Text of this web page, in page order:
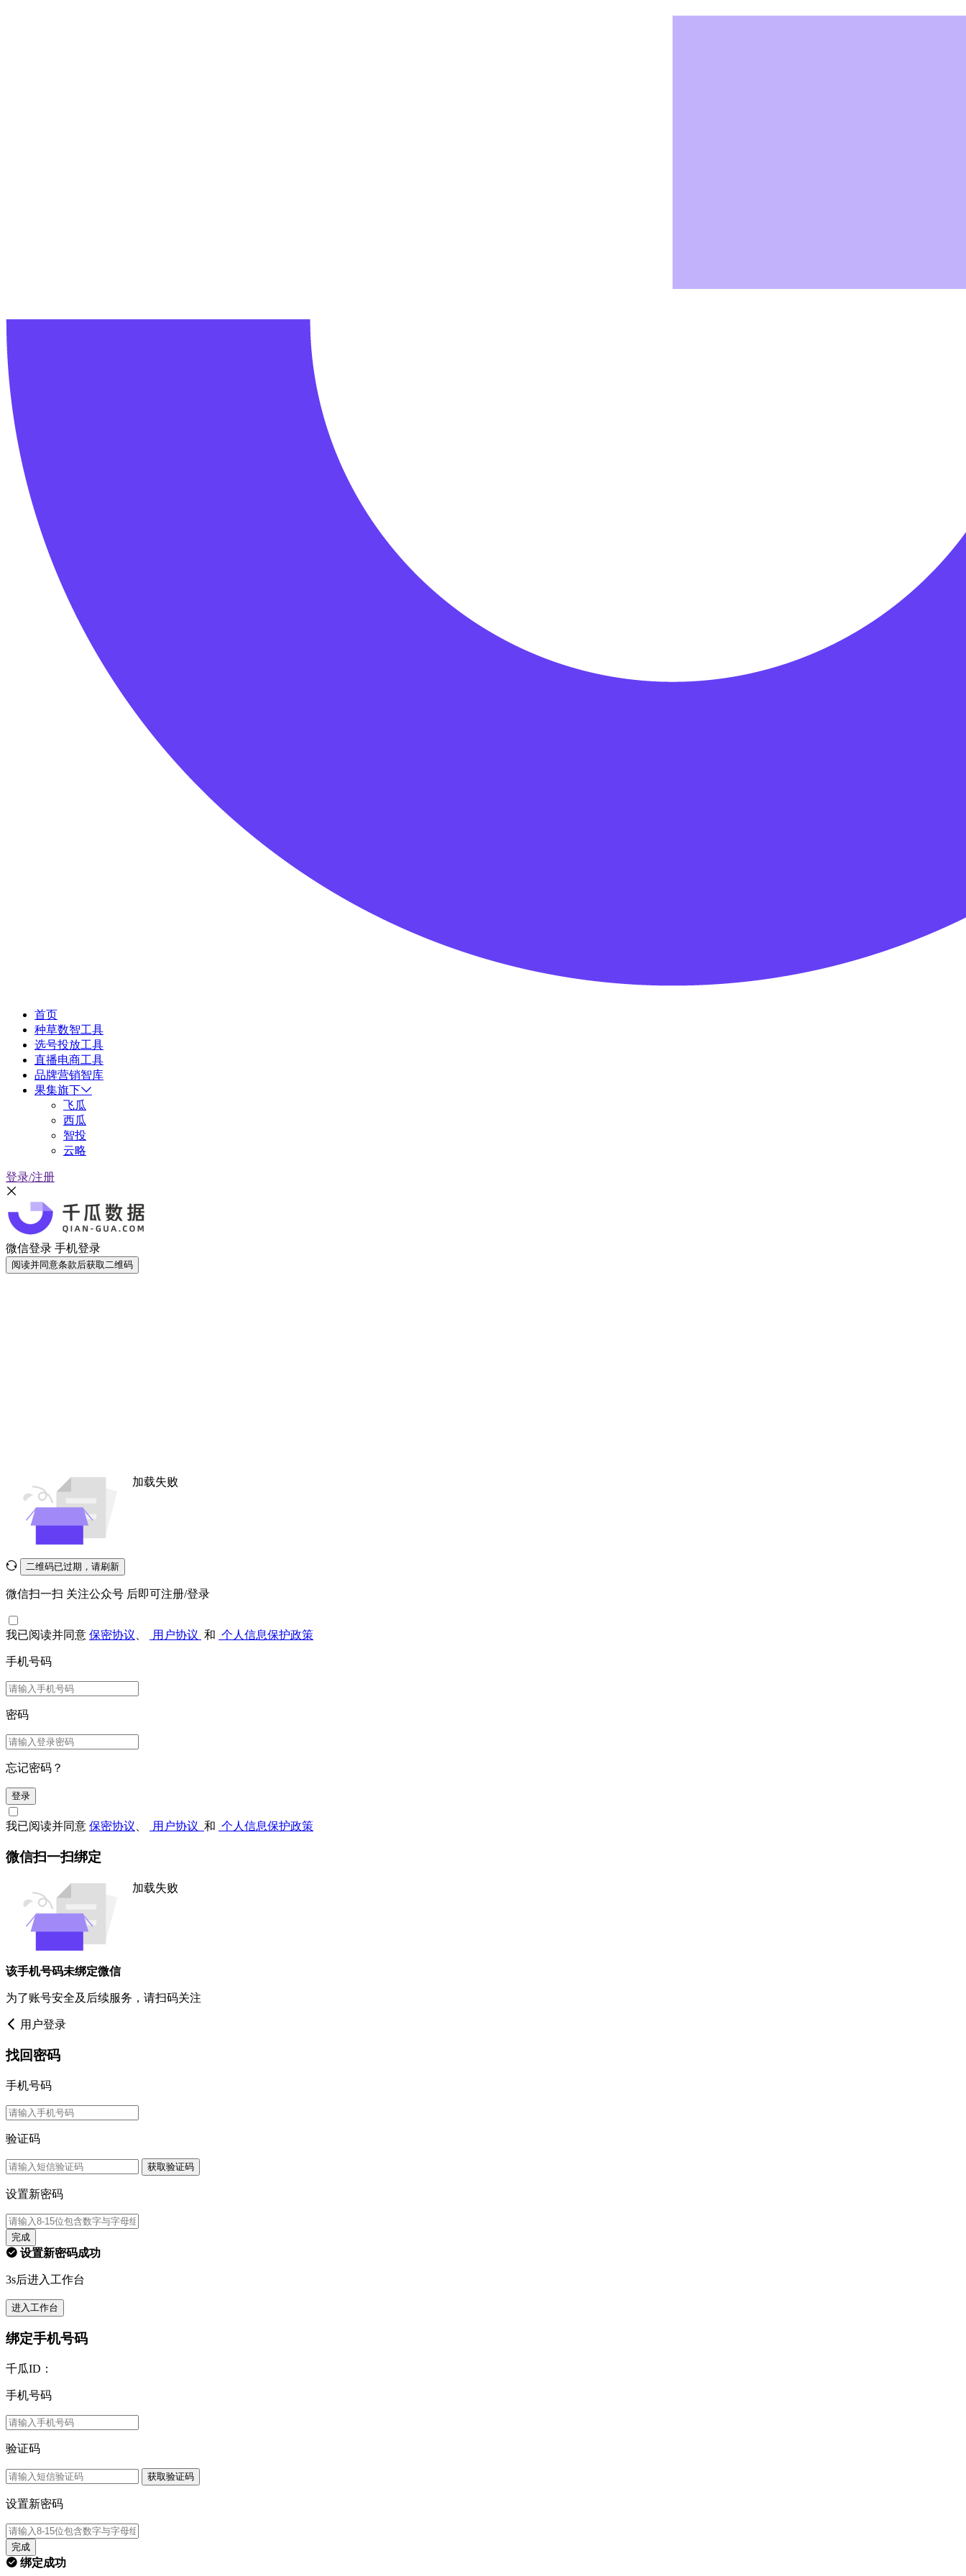
首页
种草数智工具
选号投放工具
直播电商工具
品牌营销智库
果集旗下
飞瓜
西瓜
智投
云略
登录/注册
微信登录 手机登录
阅读并同意条款后获取二维码
加载失败
二维码已过期，请刷新
微信扫一扫 关注公众号 后即可注册/登录
我已阅读并同意 保密协议 用户协议 和 个人信息保护政策
手机号码
密码
忘记密码？
登录
我已阅读并同意 保密协议 用户协议 和 个人信息保护政策
微信扫一扫绑定
加载失败
该手机号码未绑定微信
为了账号安全及后续服务，请扫码关注
用户登录
找回密码
手机号码
验证码
获取验证码
设置新密码
完成
设置新密码成功
3s后进入工作台
进入工作台
绑定手机号码
千瓜ID：
手机号码
验证码
获取验证码
设置新密码
完成
绑定成功